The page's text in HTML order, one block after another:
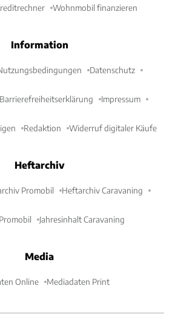
Wohnmobil finanzieren
Information
Datenschutz
Impressum
Redaktion Widerruf digitaler Käufe
Heftarchiv
Promobil Heftarchiv Caravaning
Jahresinhalt Caravaning
Media
Online Mediadaten Print